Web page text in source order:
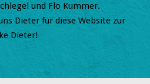
und Flo Kummer.
Dieter für diese Website zur
Dieter!